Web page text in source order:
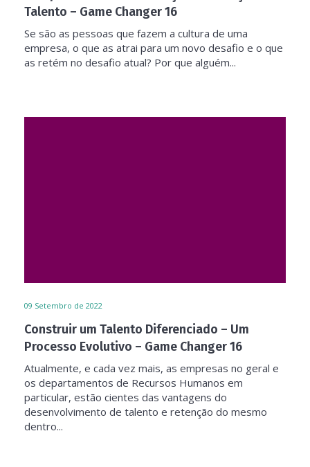
Talento – Game Changer 16
Se são as pessoas que fazem a cultura de uma
empresa, o que as atrai para um novo desafio e o que
as retém no desafio atual? Por que alguém...
09 Setembro de 2022
Construir um Talento Diferenciado – Um
Processo Evolutivo – Game Changer 16
Atualmente, e cada vez mais, as empresas no geral e
os departamentos de Recursos Humanos em
particular, estão cientes das vantagens do
desenvolvimento de talento e retenção do mesmo
dentro...